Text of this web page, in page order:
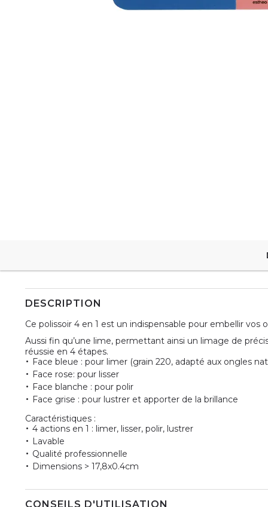
DESCRIPTION
Ce polissoir 4 en 1 est un indispensable pour embellir
Aussi fin qu’une lime, permettant ainsi un limage de
réussie en 4 étapes.
Face bleue : pour limer (grain 220, adapté aux ongles
Face rose: pour lisser
Face blanche : pour polir
Face grise : pour lustrer et apporter de la brillance
Caractéristiques :
4 actions en 1 : limer, lisser, polir, lustrer
Lavable
Qualité professionnelle
Dimensions > 17,8x0.4cm
CONSEILS D'UTILISATION